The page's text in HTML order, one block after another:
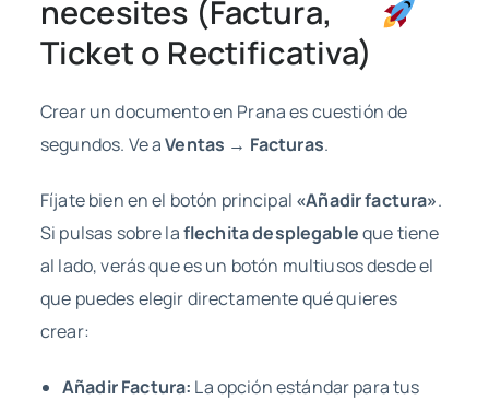
necesites (Factura,
Ticket o Rectificativa)
Crear un documento en Prana es cuestión de
segundos. Ve aVentas → Facturas.
Fíjate bien en el botón principal «Añadir factura».
Si pulsas sobre laflechita desplegableque tiene
al lado, verás que es un botón multiusos desde el
que puedes elegir directamente qué quieres
crear:
Añadir Factura: La opción estándar para tus